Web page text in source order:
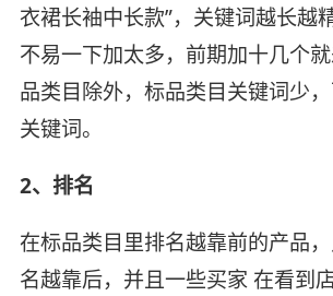
衣裙长袖中长款”，关键词越长越
不易一下加太多，前期加十几个
品类目除外，标品类目关键词少
关键词。
2、排名
在标品类目里排名越靠前的产品
名越靠后，并且一些买家 在看到